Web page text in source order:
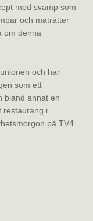
med svamp som
och maträtter
om denna
och har
som ett
bland annat en
restaurang i
på TV4.